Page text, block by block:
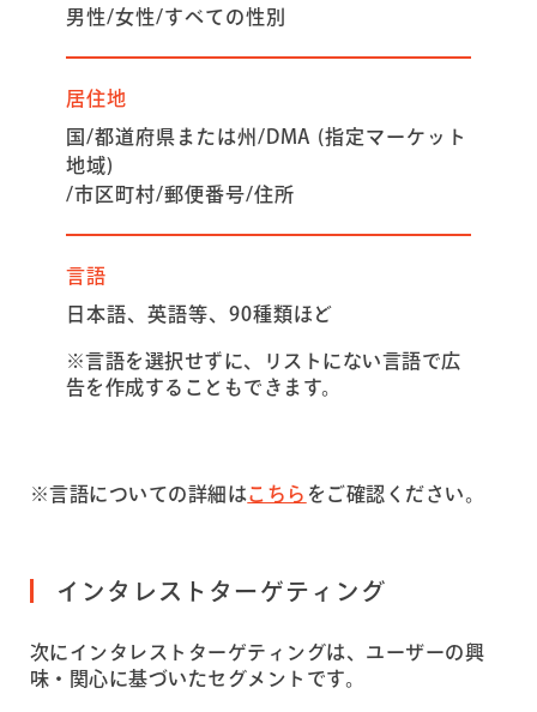
男性/女性/すべての性別
居住地
国/都道府県または州/ DMA (指定マーケット
地域)
/市区町村/郵便番号/住所
言語
日本語、英語等、90種類ほど
※言語を選択せずに、リストにない言語で広
告を作成することもできます。
※言語についての詳細はこちら をご確認ください。
インタレストターゲティング
次にインタレストターゲティングは、ユーザーの興
味・関心に基づいたセグメントです。